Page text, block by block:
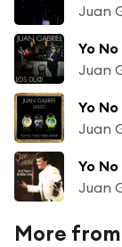
Juan
Yo
Juan
Yo
Juan
Juan
More